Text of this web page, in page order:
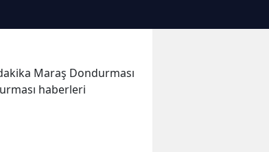
Artvin
Balıkesir
Maraş Dondurması
haberleri